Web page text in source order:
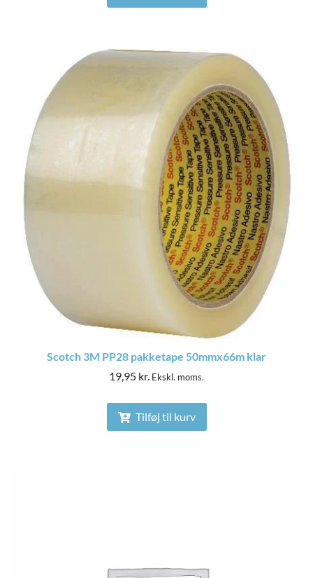
Scotch 3M PP28 pakketape 50mmx66m klar
19,95 kr. Ekskl. moms.
Tilføj til kurv